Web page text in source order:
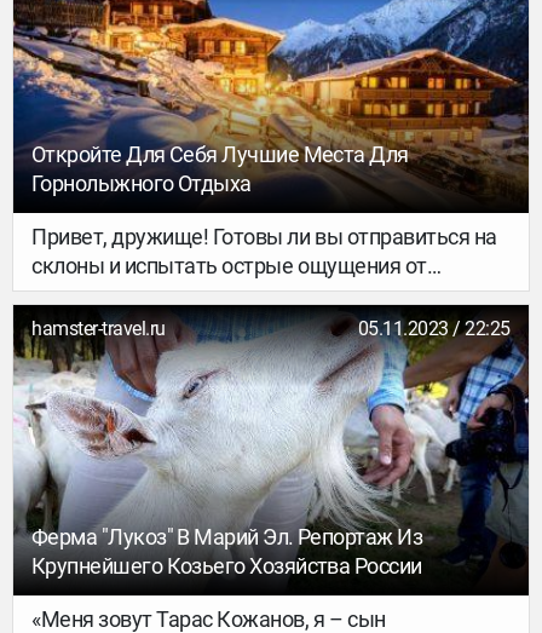
Откройте Для Себя Лучшие Места Для
Горнолыжного Отдыха
Привет, дружище! Готовы ли вы отправиться на
склоны и испытать острые ощущения от
лыжного отпуска? Что ж, вы пришли по адресу,
потому что я собираюсь взять вас в дикую
поездку по лучшим направлениям для вашего
снежного приключения. Приготовьтесь
рассекать порошок и провести время всей своей
жизни!
hamster-travel.ru 05.11.2023 / 22:25
Ферма "Лукоз" В Марий Эл. Репортаж Из
Крупнейшего Козьего Хозяйства России
«Меня зовут Тарас Кожанов, я – сын